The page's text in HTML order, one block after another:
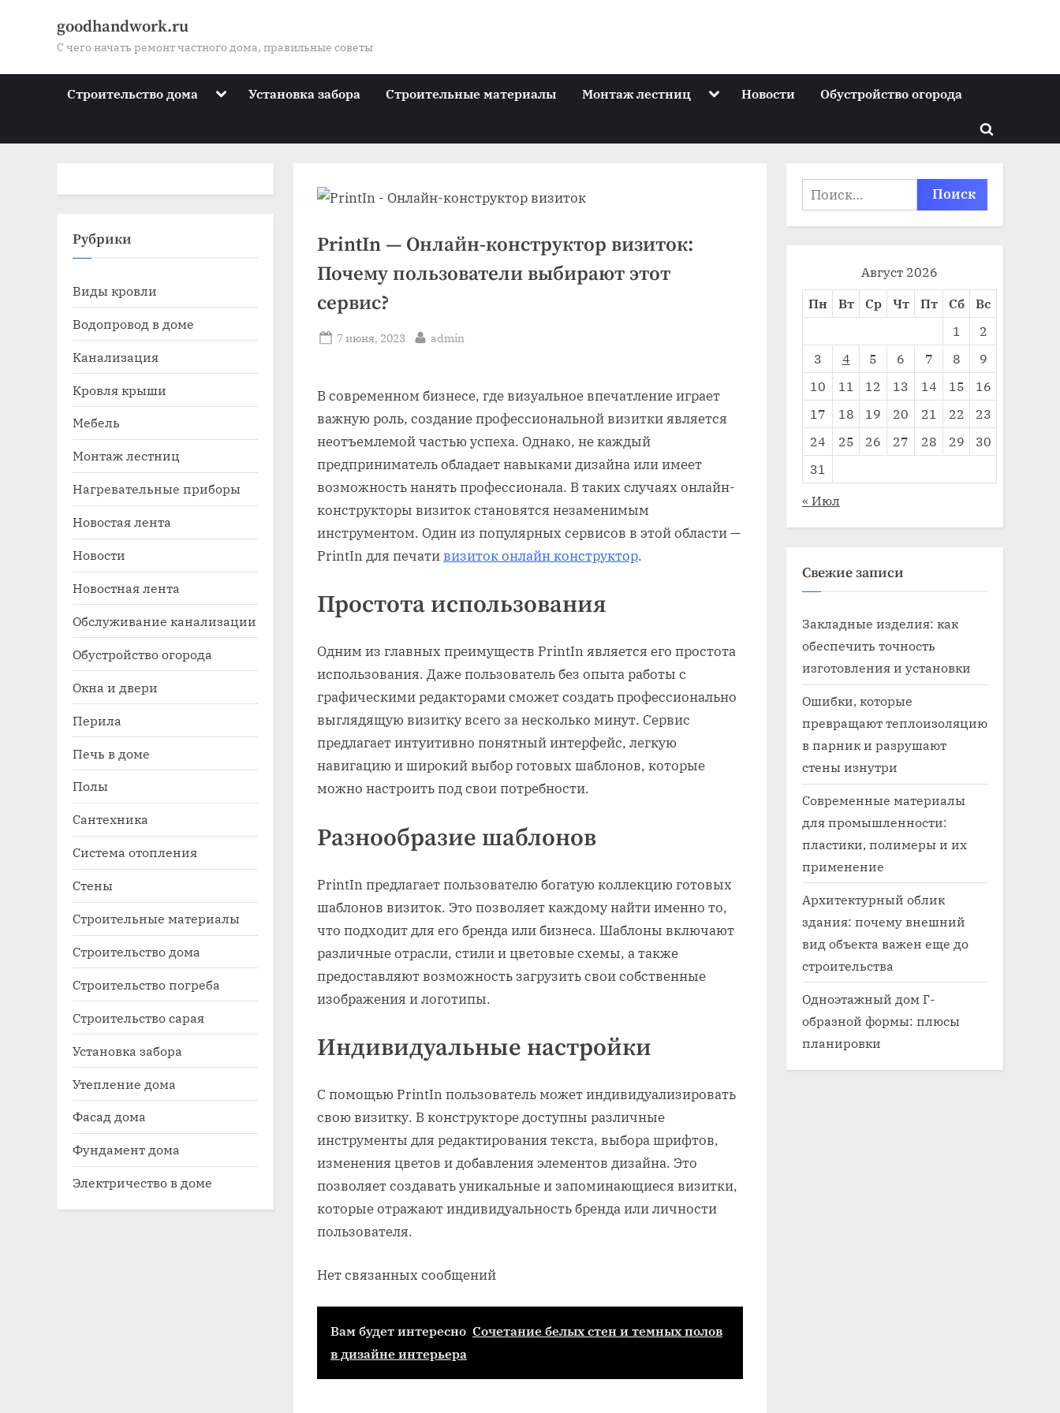
goodhandwork.ru
С чего начать ремонт частного дома, правильные советы
Строительство дома Toggle
menu
sub-
Установка забора Строительные материалы Монтаж лестниц ToggleНовости Обустройство огорода
Toggle
form
PrintIn — Онлайн-конструктор визиток:
Почему пользователи выбирают этот
сервис?
Posted
7 июня, 2023 By
admin
В современном бизнесе, где визуальное впечатление играет
важную роль, создание профессиональной визитки является
неотъемлемой частью успеха. Однако, не каждый
предприниматель обладает навыками дизайна или имеет
возможность нанять профессионала. В таких случаях онлайн-
конструкторы визиток становятся незаменимым
инструментом. Один из популярных сервисов в этой области —
PrintIn для печативизиток онлайн конструктор.
Простота использования
Одним из главных преимуществ PrintIn является его простота
использования. Даже пользователь без опыта работы с
графическими редакторами сможет создать профессионально
выглядящую визитку всего за несколько минут. Сервис
предлагает интуитивно понятный интерфейс, легкую
навигацию и широкий выбор готовых шаблонов, которые
можно настроить под свои потребности.
Разнообразие шаблонов
PrintIn предлагает пользователю богатую коллекцию готовых
шаблонов визиток. Это позволяет каждому найти именно то,
что подходит для его бренда или бизнеса. Шаблоны включают
различные отрасли, стили и цветовые схемы, а также
предоставляют возможность загрузить свои собственные
изображения и логотипы.
Индивидуальные настройки
С помощью PrintIn пользователь может индивидуализировать
свою визитку. В конструкторе доступны различные
инструменты для редактирования текста, выбора шрифтов,
изменения цветов и добавления элементов дизайна. Это
позволяет создавать уникальные и запоминающиеся визитки,
которые отражают индивидуальность бренда или личности
пользователя.
Нет связанных сообщений
Вам будет интересно Сочетание белых стен и темных полов
в дизайне интерьера
Рубрики
Виды кровли
Водопровод в доме
Канализация
Кровля крыши
Мебель
Монтаж лестниц
Нагревательные приборы
Новостая лента
Новости
Новостная лента
Обслуживание канализации
Обустройство огорода
Окна и двери
Перила
Печь в доме
Полы
Сантехника
Система отопления
Стены
Строительные материалы
Строительство дома
Строительство погреба
Строительство сарая
Установка забора
Утепление дома
Фасад дома
Фундамент дома
Электричество в доме
Найти:
Август 2026
Пн
Вт Ср Чт Пт Сб
Вс
1
2
3
4 5 6 7 8
9
10
11 12 13 14 15
16
17
18 19 20 21 22
23
24
25 26 27 28 29
30
31
« Июл
Свежие записи
Закладные изделия: как
обеспечить точность
изготовления и установки
Ошибки, которые
превращают теплоизоляцию
в парник и разрушают
стены изнутри
Современные материалы
для промышленности:
пластики, полимеры и их
применение
Архитектурный облик
здания: почему внешний
вид объекта важен еще до
строительства
Одноэтажный дом Г-
образной формы: плюсы
планировки